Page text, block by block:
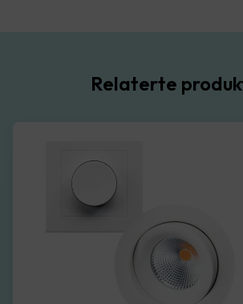
Relaterte